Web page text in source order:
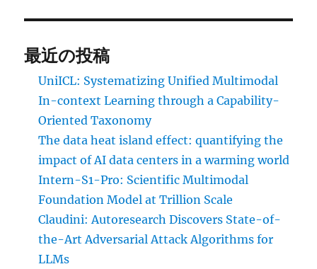
最近の投稿
UniICL: Systematizing Unified Multimodal
In-context Learning through a Capability-
Oriented Taxonomy
The data heat island effect: quantifying the
impact of AI data centers in a warming world
Intern-S1-Pro: Scientific Multimodal
Foundation Model at Trillion Scale
Claudini: Autoresearch Discovers State-of-
the-Art Adversarial Attack Algorithms for
LLMs